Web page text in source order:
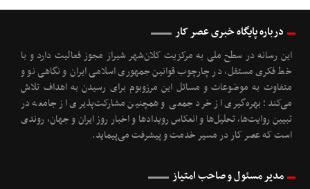
درباره پایگاه خبری عصر کار
این رسانه در سطح ملی به مرکزیت کلان‌شهر شیراز مجوز فعالیت دارد و با
خط فکری مستقل، در چارچوب قوانین جمهوری اسلامی ایران و نگاهی نو و
متفاوت به موضوعات ‌و مسائل این مرزوبوم برای رسیدن به اهداف تلاش
می‌کند؛ بهره‌گیری از خرد جمعی و همچنین مشارکت‌پذیری از جامعه در
تبیین روایت‌ها، تحلیل‌ها و انعکاس رویدادها و اخبار روز ایران و جهان، روندی
است که عصر کار در مسیر خدمت و پیشرفت می‌پیماید.
مدیر مسئول و صاحب امتیاز